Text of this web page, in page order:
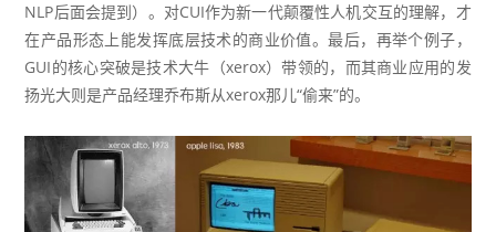
NLP后面会提到）。对CUI作为新一代颠覆性人机交互的理解，才
在产品形态上能发挥底层技术的商业价值。最后，再举个例子，
GUI的核心突破是技术大牛（xerox）带领的，而其商业应用的发
扬光大则是产品经理乔布斯从xerox那儿“偷来”的。